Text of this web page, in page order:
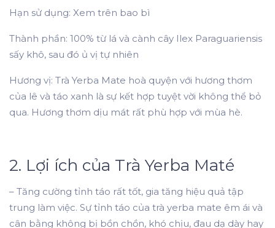
Hạn sử dụng: Xem trên bao bì
Thành phần: 100% từ lá và cành cây Ilex Paraguariensis
sấy khô, sau đó ủ vị tự nhiên
Hương vị: Trà Yerba Mate hoà quyện với hương thơm
của lê và táo xanh là sự kết hợp tuyệt vời không thể bỏ
qua. Hương thơm dịu mát rất phù hợp với mùa hè.
2. Lợi ích của Trà Yerba Maté
– Tăng cường tỉnh táo rất tốt, gia tăng hiệu quả tập
trung làm việc. Sự tỉnh táo của trà yerba mate êm ái và
cân bằng không bị bồn chồn, khó chịu, đau dạ dày hay